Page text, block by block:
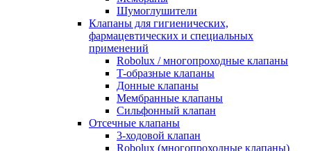
Шумоглушители
Клапаны для гигиенических,
фармацевтических и специальных
применений
Robolux / многопроходные клапаны
T-образные клапаны
Донные клапаны
Мембранные клапаны
Сильфонный клапан
Отсечные клапаны
3-ходовой клапан
Robolux (многопроходные клапаны)